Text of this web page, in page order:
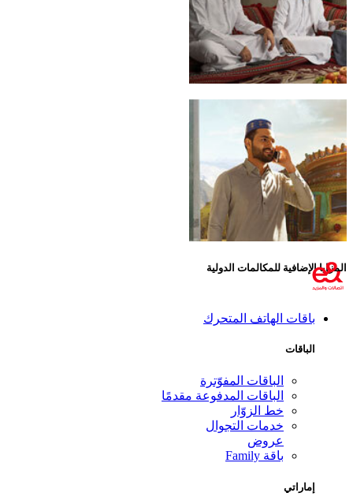
للمكالمات الدولية
الهاتف المتحرك
الباقات المفوّترة
الباقات المدفوعة مقدمًا
خط الزوّار
خدمات التجوال